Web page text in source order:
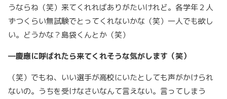
うならね（笑）来てくれればありがたいけれど。各学年２人
ずつくらい無試験でとってくれないかな（笑）一人でも欲し
い。どうかな？島袋くんとか（笑）
―慶應に呼ばれたら来てくれそうな気がします（笑）
（笑）でもね、いい選手が高校にいたとしても声がかけられ
ないの。うちを受けなさいなんて言えない。言ってしまう